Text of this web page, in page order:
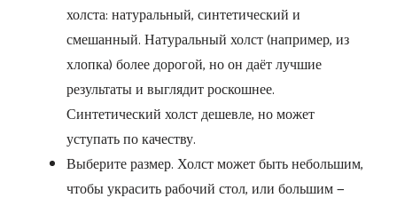
холста: натуральный, синтетический и
смешанный. Натуральный холст (например, из
хлопка) более дорогой, но он даёт лучшие
результаты и выглядит роскошнее.
Синтетический холст дешевле, но может
уступать по качеству.
Выберите размер. Холст может быть небольшим,
чтобы украсить рабочий стол, или большим —